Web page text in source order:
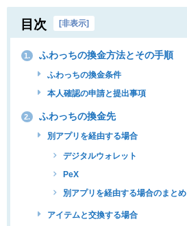
目次 [非表示]
1. ふわっちの換金方法とその手順
ふわっちの換金条件
本人確認の申請と提出事項
2. ふわっちの換金先
別アプリを経由する場合
デジタルウォレット
PeX
別アプリを経由する場合のまとめ
アイテムと交換する場合